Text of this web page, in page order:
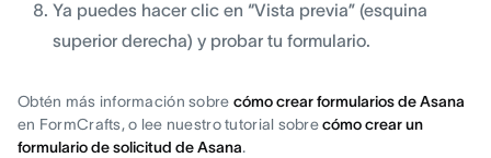
Ya puedes hacer clic en “Vista previa” (esquina
superior derecha) y probar tu formulario.
Obtén más información sobre cómo crear formularios de Asana
en FormCrafts, o lee nuestro tutorial sobrecómo crear un
formulario de solicitud de Asana.